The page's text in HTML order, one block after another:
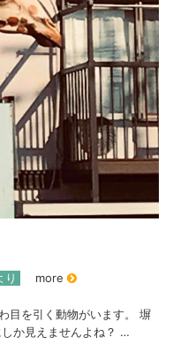
り more
目を引く動物がいます。 塀
か見えませんよね？ …